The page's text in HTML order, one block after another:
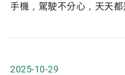
手機，駕駛不分心，天天都
2025-10-29